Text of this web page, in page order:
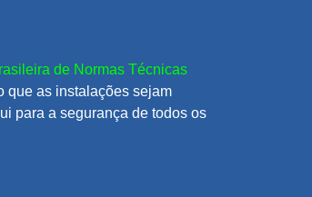
de Normas Técnicas
que as instalações sejam
para a segurança de todos os